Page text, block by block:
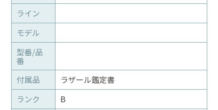
ライン
モデル
型番/品
番
付属品
ラザール鑑定書
ランク
B